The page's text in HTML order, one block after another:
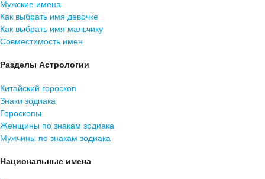
Мужские имена
Как выбрать имя девочке
Как выбрать имя мальчику
Совместимость имен
Разделы Астрологии
Китайский гороскоп
Знаки зодиака
Гороскопы
Женщины по знакам зодиака
Мужчины по знакам зодиака
Национальные имена